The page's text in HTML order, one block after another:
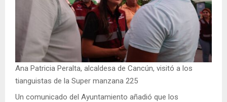
Ana Patricia Peralta, alcaldesa de Cancún, visitó a los
tianguistas de la Super manzana 225
Un comunicado del Ayuntamiento añadió que los